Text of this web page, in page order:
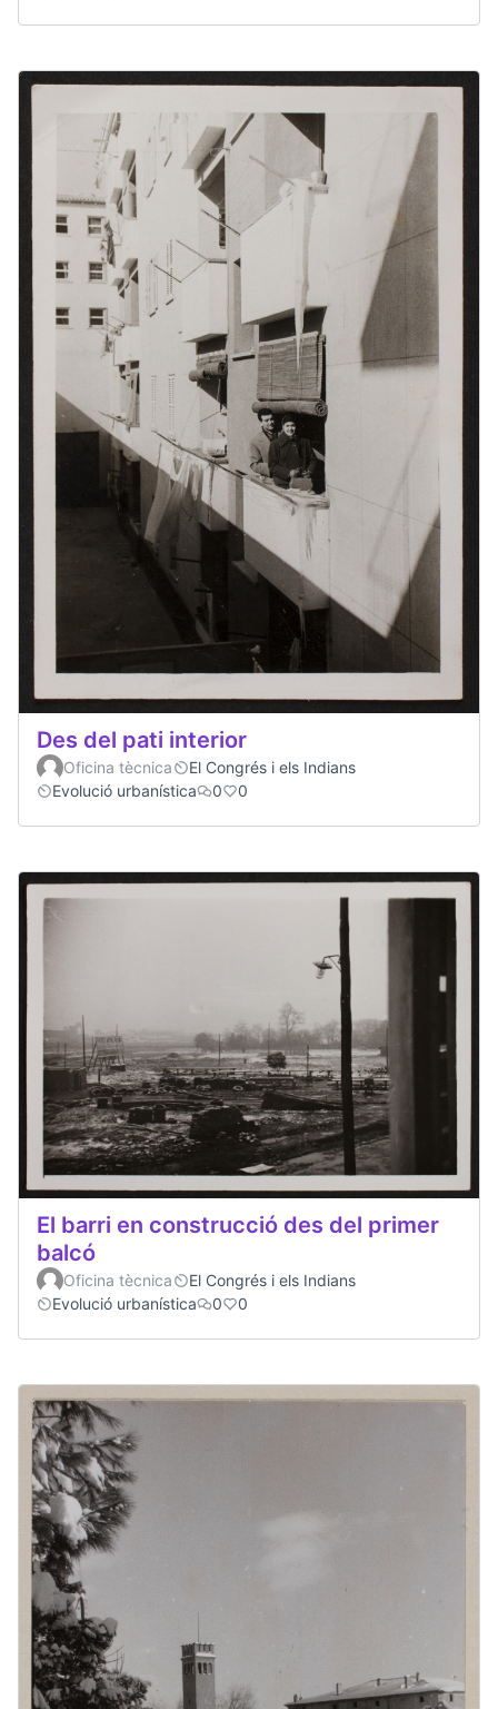
Des del pati interior
Oficina tècnica
El Congrés i els Indians
Evolució urbanística
0 0
El barri en construcció des del primer
balcó
Oficina tècnica
El Congrés i els Indians
Evolució urbanística
0 0